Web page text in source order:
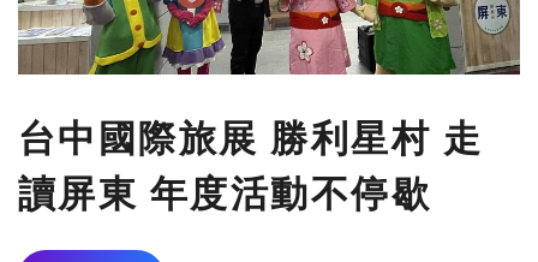
台中國際旅展 勝利星村 走
讀屏東 年度活動不停歇